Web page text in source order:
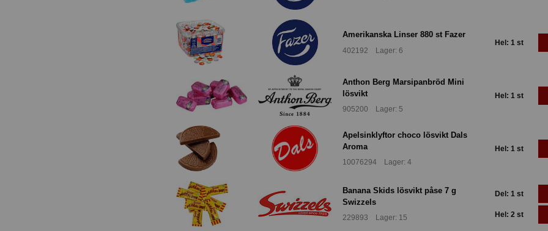
Amerikanska Linser 880 st Fazer
402192 Lager: 6
Hel: 1 st
Anthon Berg Marsipanbröd Mini
lösvikt
905200 Lager: 5
Hel: 1 st
Apelsinklyftor choco lösvikt Dals
Aroma
10076294 Lager: 4
Hel: 1 st
Banana Skids lösvikt påse 7 g
Swizzels
229893 Lager: 15
Del: 1 st
Hel: 2 st